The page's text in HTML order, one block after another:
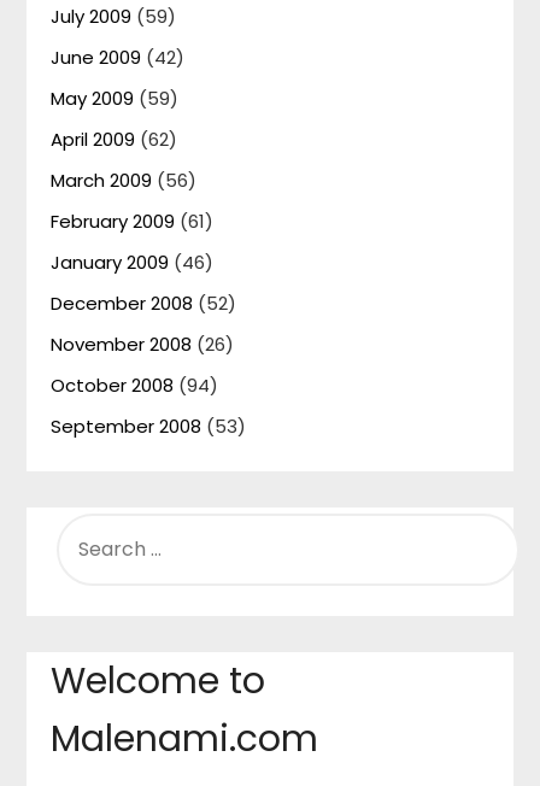
July 2009 (59)
June 2009 (42)
May 2009 (59)
April 2009 (62)
March 2009 (56)
February 2009 (61)
January 2009 (46)
December 2008 (52)
November 2008 (26)
October 2008 (94)
September 2008 (53)
FOR:
Welcome to
Malenami.com